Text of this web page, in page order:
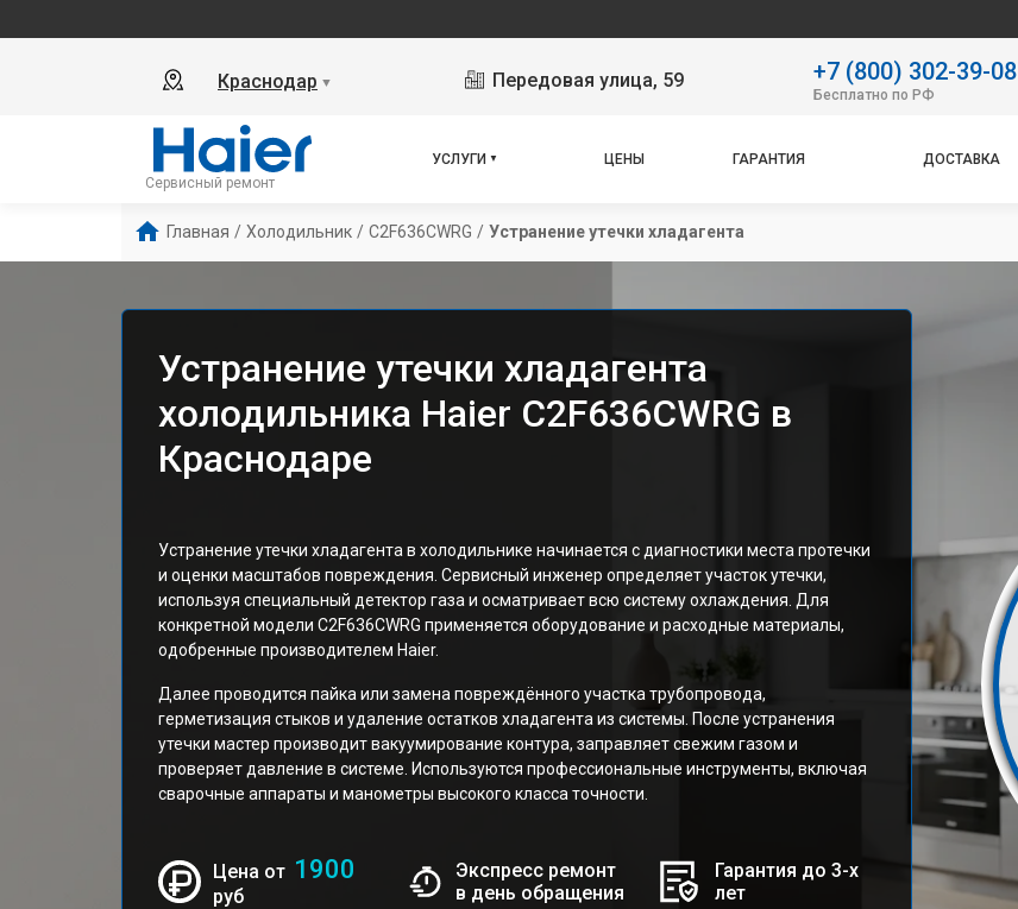
Краснодар ▼ Передовая улица, 59 +7 (800) 302-39-08
Бесплатно по РФ
Сервисный ремонт
УСЛУГИ ЦЕНЫ ГАРАНТИЯ ДОСТАВКА
Главная / Холодильник / C2F636CWRG / Устранение утечки хладагента
Устранение утечки хладагента
холодильника Haier C2F636CWRG в
Краснодаре
Устранение утечки хладагента в холодильнике начинается с диагностики места протечки
и оценки масштабов повреждения. Сервисный инженер определяет участок утечки,
используя специальный детектор газа и осматривает всю систему охлаждения. Для
конкретной модели C2F636CWRG применяется оборудование и расходные материалы,
одобренные производителем Haier.
Далее проводится пайка или замена повреждённого участка трубопровода,
герметизация стыков и удаление остатков хладагента из системы. После устранения
утечки мастер производит вакуумирование контура, заправляет свежим газом и
проверяет давление в системе. Используются профессиональные инструменты, включая
сварочные аппараты и манометры высокого класса точности.
Цена от 1900
руб
Экспресс ремонт
в день обращения
Гарантия до 3-х
лет